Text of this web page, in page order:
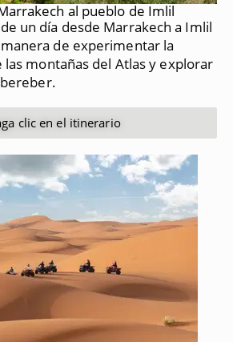
al pueblo de Imlil
un día desde Marrakech a Imlil
de experimentar la
las montañas del Atlas y explorar
clic en el itinerario